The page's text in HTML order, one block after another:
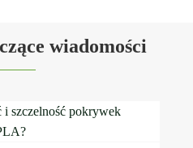
wiadomości